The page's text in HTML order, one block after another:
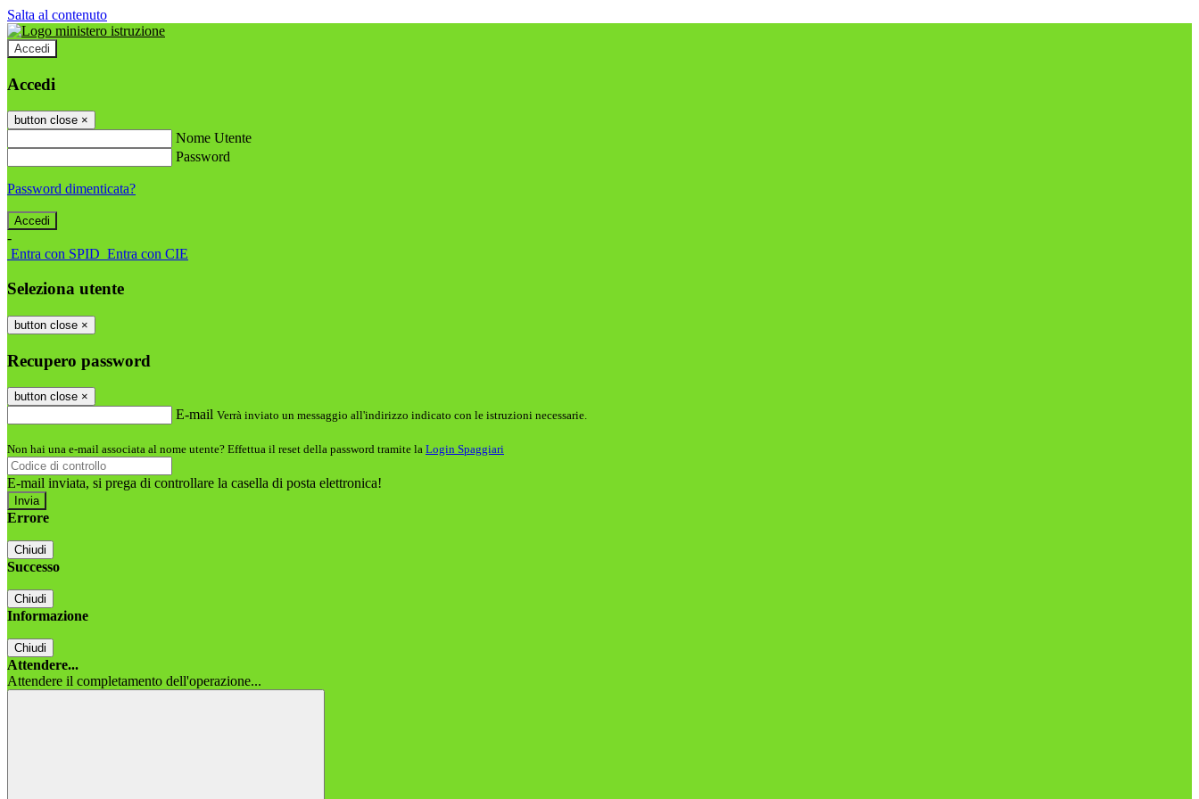
Salta al contenuto
Accedi
Accedi
button close ×
Nome Utente
Password
Password dimenticata?
-
Entra con SPID Entra con CIE
Seleziona utente
button close ×
Recupero password
button close ×
E-mail Verrà inviato un messaggio all'indirizzo indicato con le istruzioni necessarie.
Non hai una e-mail associata al nome utente? Effettua il reset della password tramite la Login Spaggiari
E-mail inviata, si prega di controllare la casella di posta elettronica!
Errore
Chiudi
Successo
Chiudi
Informazione
Chiudi
Attendere...
Attendere il completamento dell'operazione...